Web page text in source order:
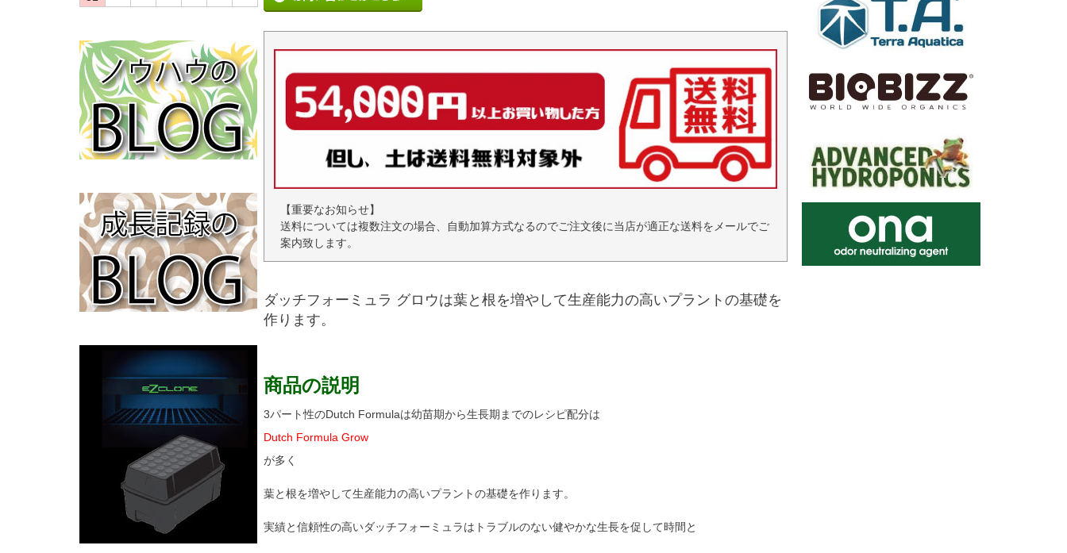
【重要なお知らせ】
送料については複数注文の場合、自動加算方式なるのでご注文後に当店が適正な送料をメールでご
案内致します。
ダッチフォーミュラ グロウは葉と根を増やして生産能力の高いプラントの基礎を
作ります。
商品の説明
3パート性のDutch Formulaは幼苗期から生長期までのレシピ配分は
Dutch Formula Grow
が多く
葉と根を増やして生産能力の高いプラントの基礎を作ります。
実績と信頼性の高いダッチフォーミュラはトラブルのない健やかな生長を促して時間と